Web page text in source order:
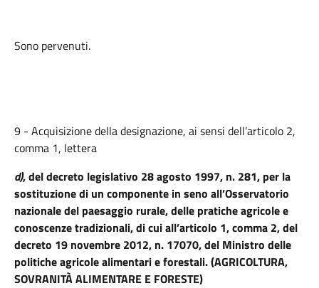
Sono pervenuti.
9 - Acquisizione della designazione, ai sensi dell’articolo 2,
comma 1, lettera
d), del decreto legislativo 28 agosto 1997, n. 281, per la
sostituzione di un componente in seno all’Osservatorio
nazionale del paesaggio rurale, delle pratiche agricole e
conoscenze tradizionali, di cui all’articolo 1, comma 2, del
decreto 19 novembre 2012, n. 17070, del Ministro delle
politiche agricole alimentari e forestali. (AGRICOLTURA,
SOVRANITÀ ALIMENTARE E FORESTE)